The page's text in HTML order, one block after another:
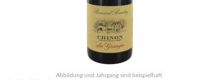
Abbildung und Jahrgang sind beispielhaft